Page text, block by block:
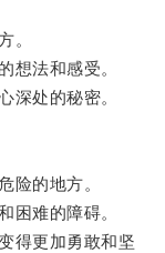
。
法和感受。
处的秘密。
的地方。
难的障碍。
得更加勇敢和坚